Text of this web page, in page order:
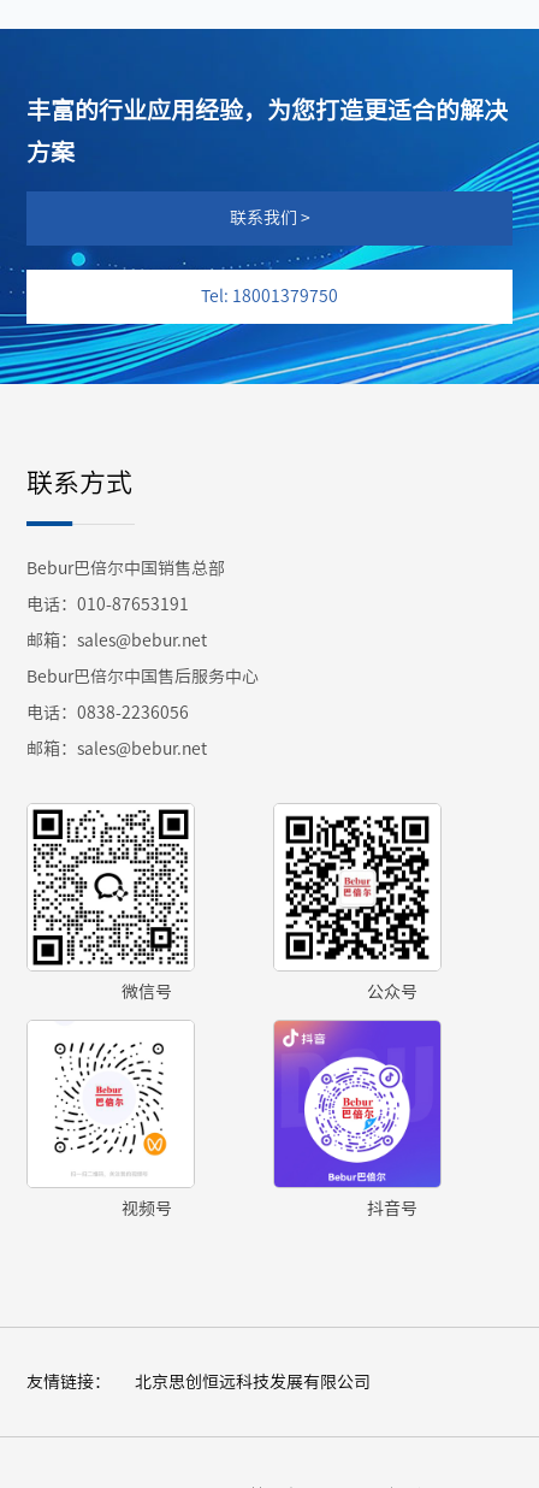
丰富的行业应用经验，为您打造更适合的解决
方案
联系我们 >
Tel: 18001379750
微信号 公众号
视频号 抖音号
联系方式
Bebur巴倍尔中国销售总部
电话：010-87653191
邮箱：sales@bebur.net
Bebur巴倍尔中国售后服务中心
电话：0838-2236056
邮箱：sales@bebur.net
友情链接： 北京思创恒远科技发展有限公司